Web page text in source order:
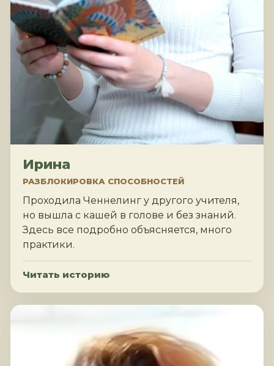
Ирина
РАЗБЛОКИРОВКА СПОСОБНОСТЕЙ
Проходила Ченнелинг у другого учителя,
но вышла с кашей в голове и без знаний.
Здесь все подробно объясняется, много
практики.
Читать историю